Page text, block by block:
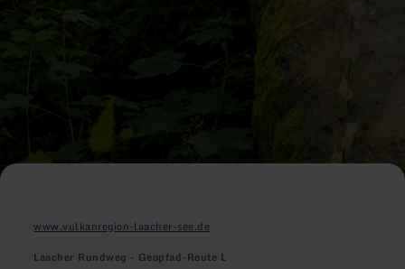
www.vulkanregion-laacher-see.de
Laacher Rundweg - Geopfad-Route L